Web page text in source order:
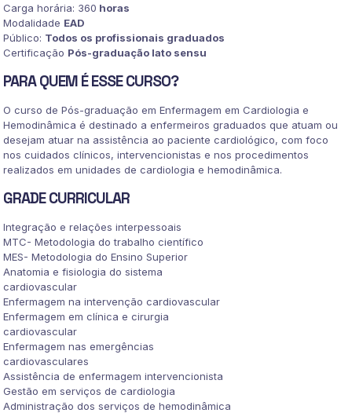
Carga horária: 360 horas
Modalidade EAD
Público: Todos os profissionais graduados
Certificação Pós-graduação lato sensu
PARA QUEM É ESSE CURSO?
O curso de Pós-graduação em Enfermagem em Cardiologia e
Hemodinâmica é destinado a enfermeiros graduados que atuam ou
desejam atuar na assistência ao paciente cardiológico, com foco
nos cuidados clínicos, intervencionistas e nos procedimentos
realizados em unidades de cardiologia e hemodinâmica.
GRADE CURRICULAR
Integração e relações interpessoais
MTC- Metodologia do trabalho científico
MES- Metodologia do Ensino Superior
Anatomia e fisiologia do sistema
cardiovascular
Enfermagem na intervenção cardiovascular
Enfermagem em clínica e cirurgia
cardiovascular
Enfermagem nas emergências
cardiovasculares
Assistência de enfermagem intervencionista
Gestão em serviços de cardiologia
Administração dos serviços de hemodinâmica